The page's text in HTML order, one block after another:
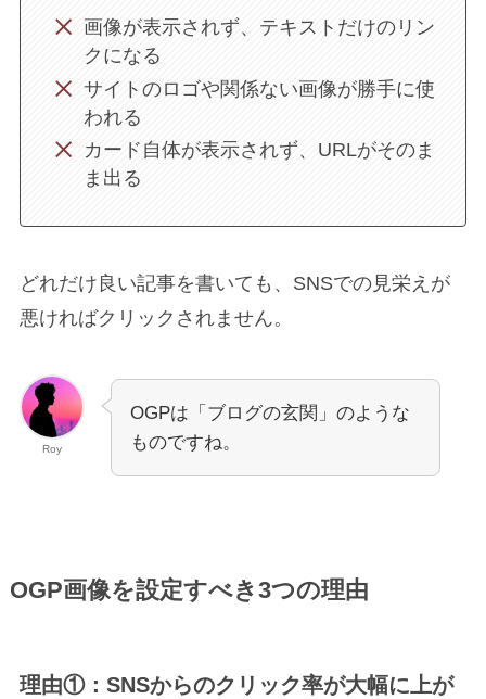
画像が表示されず、テキストだけのリン
クになる
サイトのロゴや関係ない画像が勝手に使
われる
カード自体が表示されず、URLがそのま
ま出る
どれだけ良い記事を書いても、SNSでの見栄えが
悪ければクリックされません。
Roy
OGPは「ブログの玄関」のような
ものですね。
OGP画像を設定すべき3つの理由
理由①：SNSからのクリック率が大幅に上が